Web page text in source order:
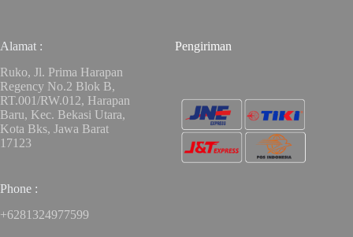
Alamat :
Ruko, Jl. Prima Harapan
Regency No.2 Blok B,
RT.001/RW.012, Harapan
Baru, Kec. Bekasi Utara,
Kota Bks, Jawa Barat
17123
Phone :
+6281324977599
Pengiriman